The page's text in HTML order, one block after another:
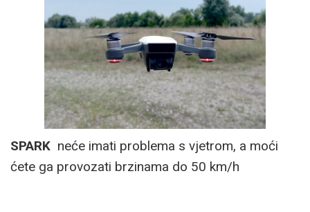
SPARK neće imati problema s vjetrom, a moći
ćete ga provozati brzinama do 50 km/h